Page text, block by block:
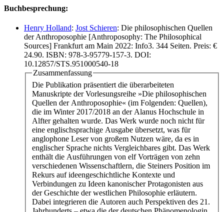
Buchbesprechung:
Henry Holland: Jost Schieren: Die philosophischen Quellen
der Anthroposophie [Anthroposophy: The Philosophical
Sources] Frankfurt am Main 2022: Info3. 344 Seiten. Preis: €
24.90. ISBN: 978-3-95779-157-3. DOI:
10.12857/STS.951000540-18
Zusammenfassung
Die Publikation präsentiert die überarbeiteten
Manuskripte der Vorlesungsreihe »Die philosophischen
Quellen der Anthroposophie« (im Folgenden: Quellen),
die im Winter 2017/2018 an der Alanus Hochschule in
Alfter gehalten wurde. Das Werk wurde noch nicht für
eine englischsprachige Ausgabe übersetzt, was für
anglophone Leser von großem Nutzen wäre, da es in
englischer Sprache nichts Vergleichbares gibt. Das Werk
enthält die Ausführungen von elf Vorträgen von zehn
verschiedenen Wissenschaftlern, die Steiners Position im
Rekurs auf ideengeschichtliche Kontexte und
Verbindungen zu Ideen kanonischer Protagonisten aus
der Geschichte der westlichen Philosophie erläutern.
Dabei integrieren die Autoren auch Perspektiven des 21.